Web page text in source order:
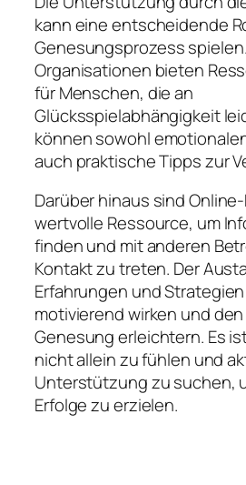
kann eine entscheidende
Genesungsprozess
Organisationen bieten
für Menschen, die an
Glücksspielabhängigkeit
können sowohl
auch praktische Tipps zur
Darüber hinaus sind
wertvolle Ressource, um
finden und mit anderen
Kontakt zu treten. Der
Erfahrungen und
motivierend wirken und
Genesung erleichtern. Es
nicht allein zu fühlen und
Unterstützung zu suchen,
Erfolge zu erzielen.